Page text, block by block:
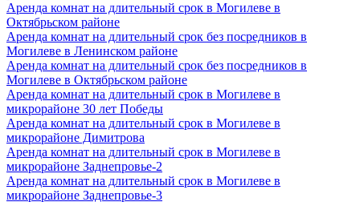
Аренда комнат на длительный срок в Могилеве в
Октябрьском районе
Аренда комнат на длительный срок без посредников в
Могилеве в Ленинском районе
Аренда комнат на длительный срок без посредников в
Могилеве в Октябрьском районе
Аренда комнат на длительный срок в Могилеве в
микрорайоне 30 лет Победы
Аренда комнат на длительный срок в Могилеве в
микрорайоне Димитрова
Аренда комнат на длительный срок в Могилеве в
микрорайоне Заднепровье-2
Аренда комнат на длительный срок в Могилеве в
микрорайоне Заднепровье-3